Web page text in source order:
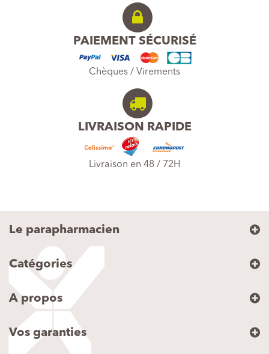
PAIEMENT SÉCURISÉ
Chèques / Virements
LIVRAISON RAPIDE
Livraison en 48 / 72H
Le parapharmacien
Catégories
A propos
Vos garanties